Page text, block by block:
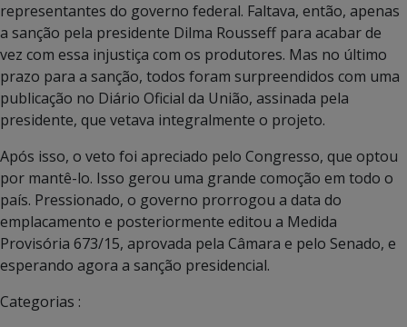
representantes do governo federal. Faltava, então, apenas
a sanção pela presidente Dilma Rousseff para acabar de
vez com essa injustiça com os produtores. Mas no último
prazo para a sanção, todos foram surpreendidos com uma
publicação no Diário Oficial da União, assinada pela
presidente, que vetava integralmente o projeto.
Após isso, o veto foi apreciado pelo Congresso, que optou
por mantê-lo. Isso gerou uma grande comoção em todo o
país. Pressionado, o governo prorrogou a data do
emplacamento e posteriormente editou a Medida
Provisória 673/15, aprovada pela Câmara e pelo Senado, e
esperando agora a sanção presidencial.
Categorias :